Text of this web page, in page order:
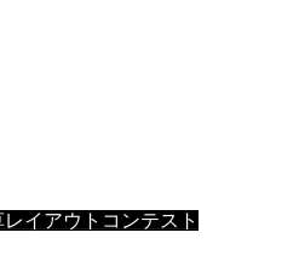
イアウトコンテスト